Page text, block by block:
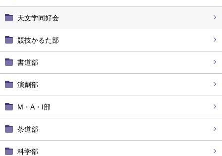
天文学同好会
競技かるた部
書道部
演劇部
M・A・I部
茶道部
科学部